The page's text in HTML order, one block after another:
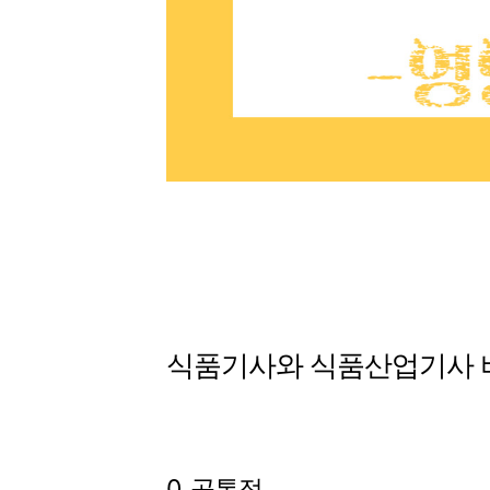
식품기사와 식품산업기사